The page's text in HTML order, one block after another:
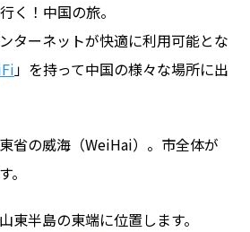
く！中国の旅。
ターネットが快適に利用可能とな
」を持って中国の様々な場所に出
省の威海（WeiHai）。市全体が
東半島の東端に位置します。